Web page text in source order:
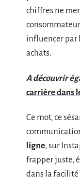
chiffres ne
influencer par
achats.
A découvrir
carrière dans
Ce mot, ce
ligne, sur
frapper juste,
dans la facilité